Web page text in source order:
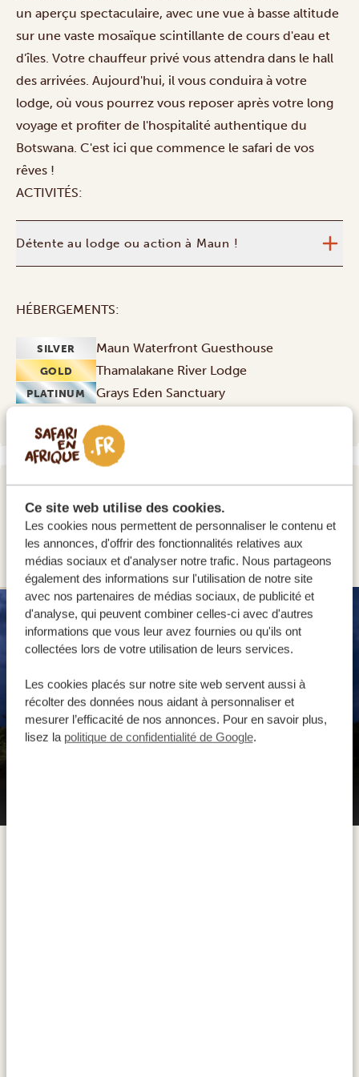
Ce site web utilise des cookies.
Les cookies nous permettent de personnaliser le contenu et
les annonces, d'offrir des fonctionnalités relatives aux
médias sociaux et d'analyser notre trafic. Nous partageons
également des informations sur l'utilisation de notre site
avec nos partenaires de médias sociaux, de publicité et
d'analyse, qui peuvent combiner celles-ci avec d'autres
informations que vous leur avez fournies ou qu'ils ont
collectées lors de votre utilisation de leurs services.
Les cookies placés sur notre site web servent aussi à
récolter des données nous aidant à personnaliser et
mesurer l’efficacité de nos annonces. Pour en savoir plus,
lisez la politique de confidentialité de Google.
un aperçu spectaculaire, avec une vue à basse altitude
sur une vaste mosaïque scintillante de cours d'eau et
d'îles. Votre chauffeur privé vous attendra dans le hall
des arrivées. Aujourd'hui, il vous conduira à votre
lodge, où vous pourrez vous reposer après votre long
voyage et profiter de l'hospitalité authentique du
Botswana. C'est ici que commence le safari de vos
rêves !
ACTIVITÉS:
Détente au lodge ou action à Maun !
HÉBERGEMENTS:
SILVER Maun Waterfront Guesthouse
GOLD Thamalakane River Lodge
PLATINUM Grays Eden Sanctuary
JOUR 2 - 3
CONCESSION COMMUNAUTAIRE DE
KHWAI
SILVER